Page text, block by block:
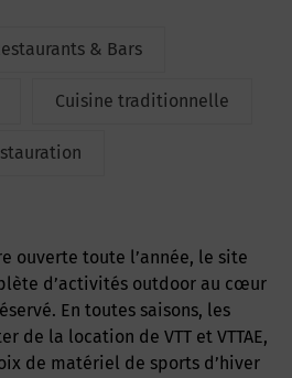
& Bars
Cuisine traditionnelle
d’activités outdoor au cœur
En toutes saisons, les
de la location de VTT et VTTAE,
de matériel de sports d’hiver